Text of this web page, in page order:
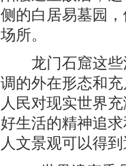
侧的白居易墓园
场所。
龙门石窟这些
调的外在形态和
人民对现实世界
好生活的精神追
人文景观可以得